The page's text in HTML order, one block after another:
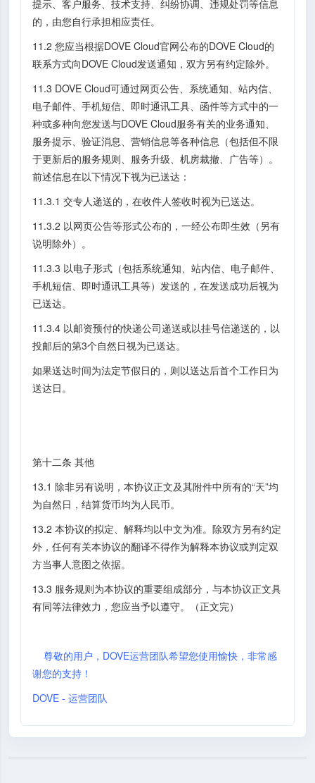
提示、客户服务、技术支持、纠纷协调、违规处罚等信息
的，由您自行承担相应责任。
11.2 您应当根据DOVE Cloud官网公布的DOVE Cloud的
联系方式向DOVE Cloud发送通知，双方另有约定除外。
11.3 DOVE Cloud可通过网页公告、系统通知、站内信、
电子邮件、手机短信、即时通讯工具、函件等方式中的一
种或多种向您发送与DOVE Cloud服务有关的业务通知、
服务提示、验证消息、营销信息等各种信息（包括但不限
于更新后的服务规则、服务升级、机房裁撤、广告等）。
前述信息在以下情况下视为已送达：
11.3.1 交专人递送的，在收件人签收时视为已送达。
11.3.2 以网页公告等形式公布的，一经公布即生效（另有
说明除外）。
11.3.3 以电子形式（包括系统通知、站内信、电子邮件、
手机短信、即时通讯工具等）发送的，在发送成功后视为
已送达。
11.3.4 以邮资预付的快递公司递送或以挂号信递送的，以
投邮后的第3个自然日视为已送达。
如果送达时间为法定节假日的，则以送达后首个工作日为
送达日。
第十二条 其他
13.1 除非另有说明，本协议正文及其附件中所有的“天”均
为自然日，结算货币均为人民币。
13.2 本协议的拟定、解释均以中文为准。除双方另有约定
外，任何有关本协议的翻译不得作为解释本协议或判定双
方当事人意图之依据。
13.3 服务规则为本协议的重要组成部分，与本协议正文具
有同等法律效力，您应当予以遵守。（正文完）
尊敬的用户，DOVE运营团队希望您使用愉快，非常感
谢您的支持！
DOVE - 运营团队